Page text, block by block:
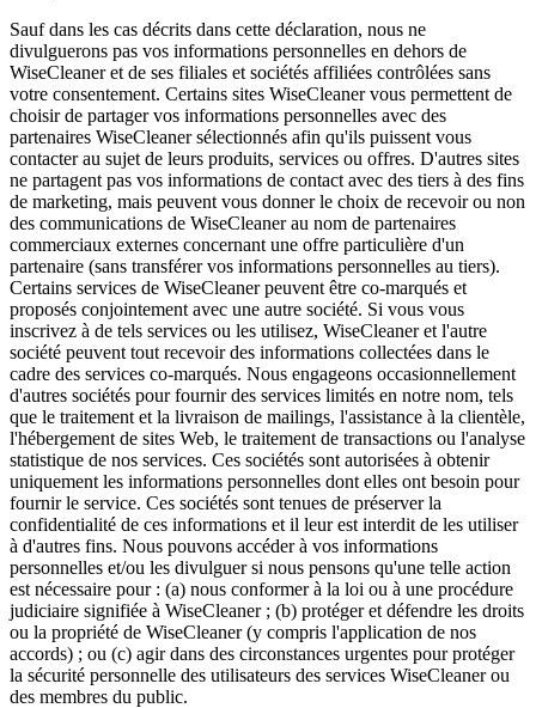
Sauf dans les cas décrits dans cette déclaration, nous ne
divulguerons pas vos informations personnelles en dehors de
WiseCleaner et de ses filiales et sociétés affiliées contrôlées sans
votre consentement. Certains sites WiseCleaner vous permettent de
choisir de partager vos informations personnelles avec des
partenaires WiseCleaner sélectionnés afin qu'ils puissent vous
contacter au sujet de leurs produits, services ou offres. D'autres sites
ne partagent pas vos informations de contact avec des tiers à des fins
de marketing, mais peuvent vous donner le choix de recevoir ou non
des communications de WiseCleaner au nom de partenaires
commerciaux externes concernant une offre particulière d'un
partenaire (sans transférer vos informations personnelles au tiers).
Certains services de WiseCleaner peuvent être co-marqués et
proposés conjointement avec une autre société. Si vous vous
inscrivez à de tels services ou les utilisez, WiseCleaner et l'autre
société peuvent tout recevoir des informations collectées dans le
cadre des services co-marqués. Nous engageons occasionnellement
d'autres sociétés pour fournir des services limités en notre nom, tels
que le traitement et la livraison de mailings, l'assistance à la clientèle,
l'hébergement de sites Web, le traitement de transactions ou l'analyse
statistique de nos services. Ces sociétés sont autorisées à obtenir
uniquement les informations personnelles dont elles ont besoin pour
fournir le service. Ces sociétés sont tenues de préserver la
confidentialité de ces informations et il leur est interdit de les utiliser
à d'autres fins. Nous pouvons accéder à vos informations
personnelles et/ou les divulguer si nous pensons qu'une telle action
est nécessaire pour : (a) nous conformer à la loi ou à une procédure
judiciaire signifiée à WiseCleaner ; (b) protéger et défendre les droits
ou la propriété de WiseCleaner (y compris l'application de nos
accords) ; ou (c) agir dans des circonstances urgentes pour protéger
la sécurité personnelle des utilisateurs des services WiseCleaner ou
des membres du public.